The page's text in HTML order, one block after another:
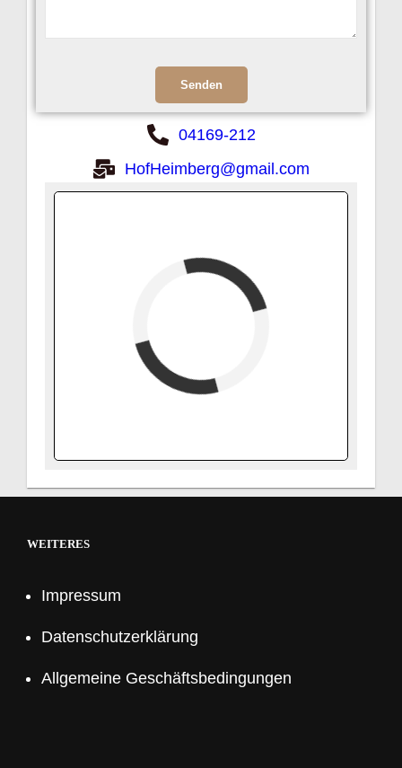
04169-212
HofHeimberg@gmail.com
verfügbar (Anreise)
WEITERES
Impressum
Datenschutzerklärung
Allgemeine Geschäftsbedingungen